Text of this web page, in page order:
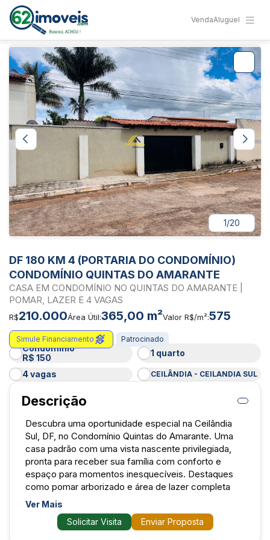
VendaAluguel
1/20
DF 180 KM 4 (PORTARIA DO CONDOMÍNIO)
CONDOMÍNIO QUINTAS DO AMARANTE
CASA EM CONDOMÍNIO NO QUINTAS DO AMARANTE |
POMAR, LAZER E 4 VAGAS
R$210.000Área Útil:365,00 m²Valor R$/m²:575
Patrocinado
Simule Financiamento
Condomínio
R$ 150
1 quarto
4 vagas CEILÂNDIA - CEILANDIA SUL
Descrição
Descubra uma oportunidade especial na Ceilândia
Sul, DF, no Condomínio Quintas do Amarante. Uma
casa padrão com uma vista nascente privilegiada,
pronta para receber sua família com conforto e
espaço para momentos inesquecíveis. Destaques
como pomar arborizado e área de lazer completa
elevam esse imóvel a um novo patamar de qualidade
Ver Mais
Solicitar Visita
Enviar Proposta